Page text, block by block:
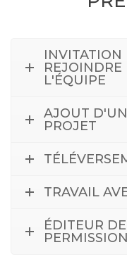
INVITATION
L'ÉQUIPE
AJOUT
PROJET
TRAVAIL
ÉDITEUR